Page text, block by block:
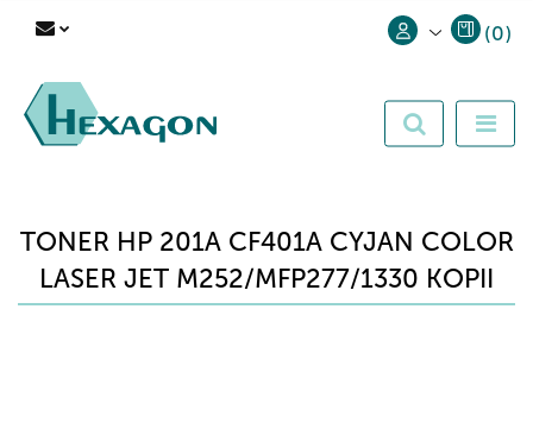
Zarejestruj się
(0)
TONER HP 201A CF401A CYJAN COLOR
LASER JET M252/MFP277/1330 KOPII